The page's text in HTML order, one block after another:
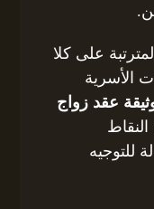
على كلا
الأسرية
عقد زواج
للتوجيه